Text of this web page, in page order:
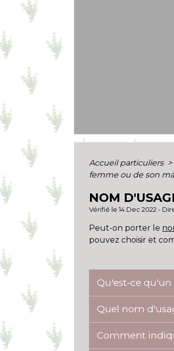
Accueil particuliers >
femme ou de son
NOM
Vérifié le 14 Dec 2022 -
Peut-on porter le
pouvez choisir et
Qu'est-ce
Quel nom
Comment